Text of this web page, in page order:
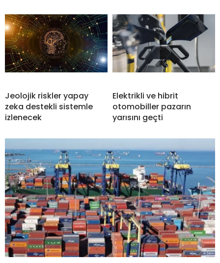
Jeolojik riskler yapay
zeka destekli sistemle
izlenecek
Elektrikli ve hibrit
otomobiller pazarın
yarısını geçti